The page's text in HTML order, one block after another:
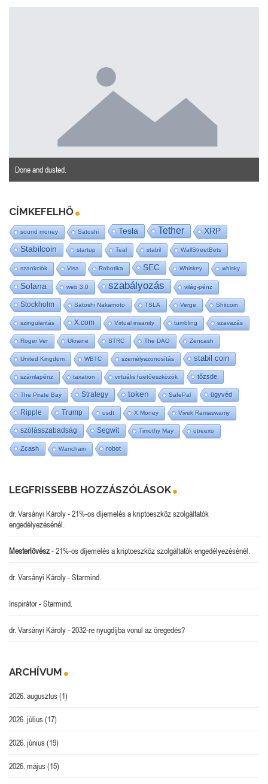
Done and dusted.
CÍMKEFELHŐ
sound money Satoshi Tesla Tether
XRP
Stabilcoin
startup Teal stabil WallStreetBets
szankciók Visa Robotika SEC Whiskey whisky
Solana web 3.0 szabályozás világ-pénz
Stockholm Satoshi Nakamoto TSLA Verge Shitcoin
szingularitás X.com Virtual insanity tumbling szavazás
Roger Ver Ukraine STRC The DAO Zencash
United Kingdom WBTC személyazonosítás stabil coin
számlapénz taxation virtuális fizetőeszközök tőzsde
The Pirate Bay Strategy token SafePal ügyvéd
Ripple Trump usdt X Money Vivek Ramaswamy
szólásszabadság Segwit Timothy May utreexo
Zcash Wanchain robot
LEGFRISSEBB HOZZÁSZÓLÁSOK
dr. Varsányi Károly-21%-os díjemelés a kriptoeszköz szolgáltatók
engedélyezésénél.
Mesterlövész-21%-os díjemelés a kriptoeszköz szolgáltatók engedélyezésénél.
dr. Varsányi Károly-Starmind.
Inspirátor-Starmind.
dr. Varsányi Károly-2032-re nyugdíjba vonul az öregedés?
ARCHÍVUM
2026. augusztus(1)
2026. július(17)
2026. június(19)
2026. május(15)